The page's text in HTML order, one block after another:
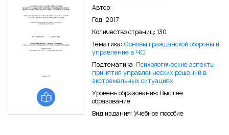
Автор:
Год: 2017
Количество страниц: 130
Тематика: Основы гражданской обороны и
управление в ЧС
Подтематика: Психологические аспекты
принятия управленческих решений в
экстре­мальных ситуациях
Уровень образования: Высшее
образование
Вид издания: Учебное пособие